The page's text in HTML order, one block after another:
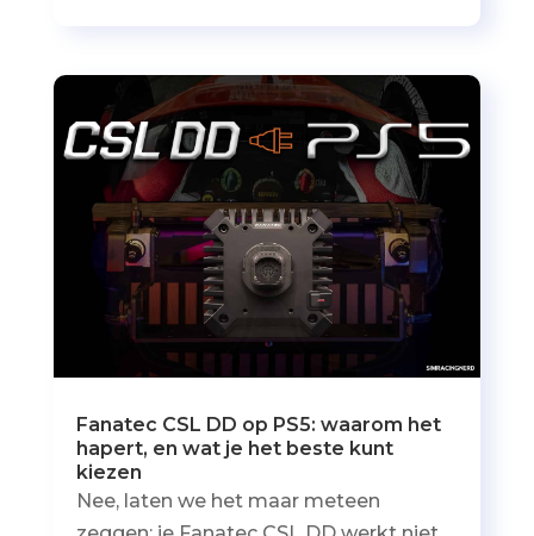
Fanatec CSL DD op PS5: waarom het
hapert, en wat je het beste kunt
kiezen
Nee, laten we het maar meteen